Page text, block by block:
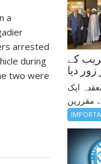
a
arrested
during
two were
کے
دیا
ایک